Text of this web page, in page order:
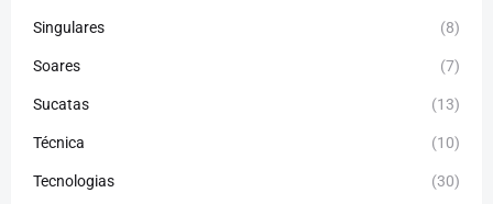
Singulares (8)
Soares (7)
Sucatas (13)
Técnica (10)
Tecnologias (30)